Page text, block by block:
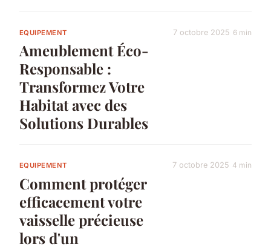
EQUIPEMENT
Ameublement Éco-
Responsable :
Transformez Votre
Habitat avec des
Solutions Durables
7 octobre 2025 6 min
EQUIPEMENT
Comment protéger
efficacement votre
vaisselle précieuse
lors d'un
7 octobre 2025 4 min